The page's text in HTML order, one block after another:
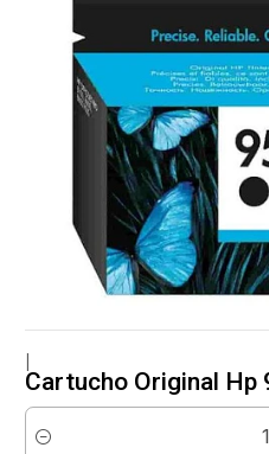
Cartucho Original Hp
Cantidad